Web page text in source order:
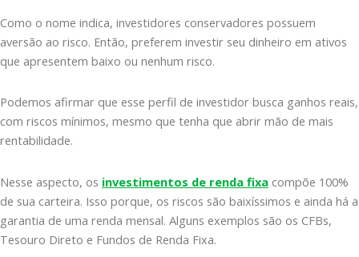
Como o nome indica, investidores conservadores possuem
aversão ao risco. Então, preferem investir seu dinheiro em ativos
que apresentem baixo ou nenhum risco.
Podemos afirmar que esse perfil de investidor busca ganhos reais,
com riscos mínimos, mesmo que tenha que abrir mão de mais
rentabilidade.
Nesse aspecto, os investimentos de renda fixa compõe 100%
de sua carteira. Isso porque, os riscos são baixíssimos e ainda há a
garantia de uma renda mensal. Alguns exemplos são os CFBs,
Tesouro Direto e Fundos de Renda Fixa.